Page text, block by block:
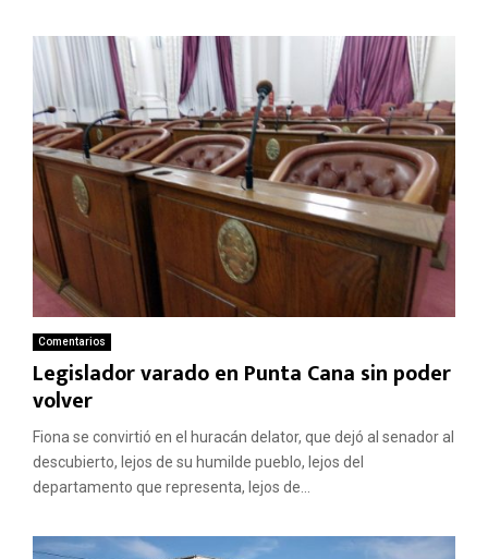
Comentarios
Legislador varado en Punta Cana sin poder
volver
Fiona se convirtió en el huracán delator, que dejó al senador al
descubierto, lejos de su humilde pueblo, lejos del
departamento que representa, lejos de...